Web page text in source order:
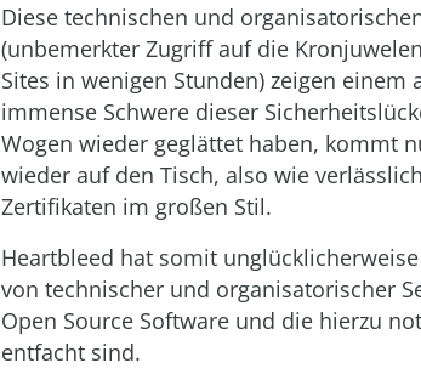
Diese technischen und
(unbemerkter Zugriff auf die
Sites in wenigen Stunden) zeigen
immense Schwere dieser
Wogen wieder geglättet haben, kommt
wieder auf den Tisch, also wie
Zertifikaten im großen Stil.
Heartbleed hat somit
von technischer und organisatorischer
Open Source Software und die hierzu
entfacht sind.